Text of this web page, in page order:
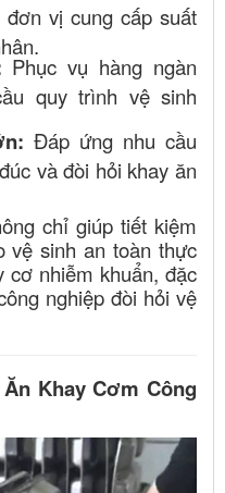
đơn vị cung cấp suất
Phục vụ hàng ngàn
quy trình vệ sinh
Đáp ứng nhu cầu
và đòi hỏi khay ăn
chỉ giúp tiết kiệm
vệ sinh an toàn thực
cơ nhiễm khuẩn, đặc
nghiệp đòi hỏi vệ
Khay Cơm Công